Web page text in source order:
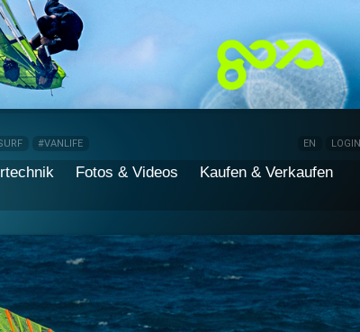
#VANLIFE EN LOGIN
Fotos & Videos
Kaufen & Verkaufen